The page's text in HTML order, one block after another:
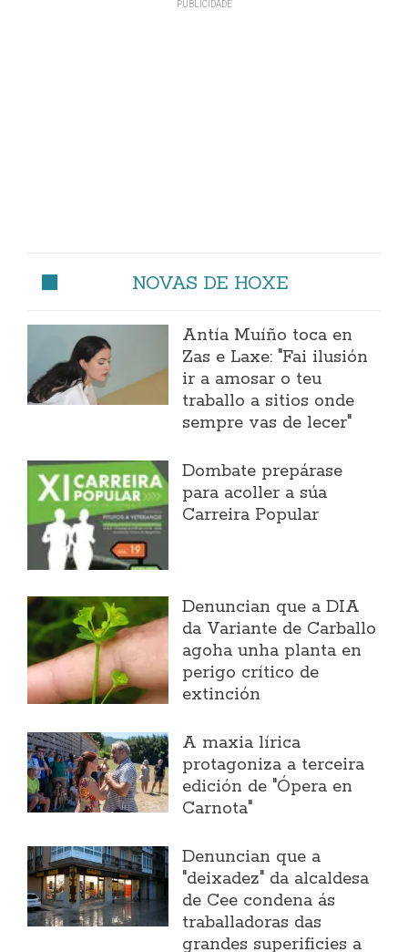
NOVAS DE HOXE
Antía Muíño toca en
Zas e Laxe: "Fai ilusión
ir a amosar o teu
traballo a sitios onde
sempre vas de lecer"
Dombate prepárase
para acoller a súa
Carreira Popular
Denuncian que a DIA
da Variante de Carballo
agoha unha planta en
perigo crítico de
extinción
A maxia lírica
protagoniza a terceira
edición de "Ópera en
Carnota"
Denuncian que a
"deixadez" da alcaldesa
de Cee condena ás
traballadoras das
grandes superificies a